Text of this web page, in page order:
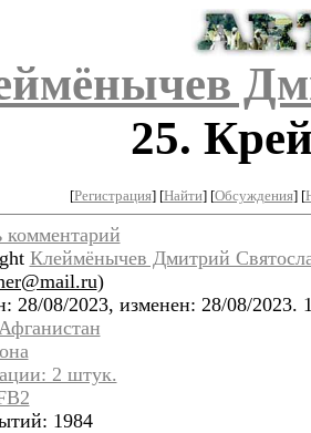
25.
[Регистрация] [Найти] [Обсуждения] [
комментарий
Клеймёнычев Дмитрий
)
28/08/2023, изменен: 28/08/2023.
Афганистан
2 штук.
1984